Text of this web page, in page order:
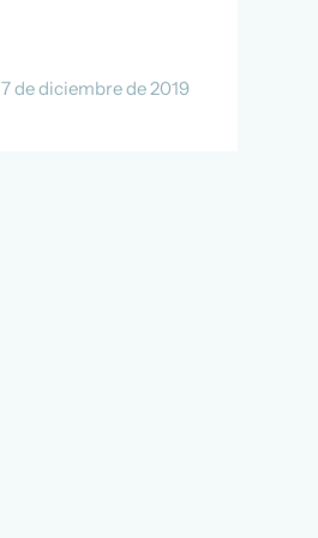
7 de diciembre de 2019